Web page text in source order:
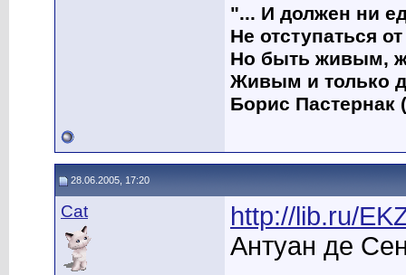
"... И должен ни
Не отступаться
Но быть живым,
Живым и только
Борис Пастернак
28.06.2005, 17:20
Cat
http://lib.ru/
Антуан де